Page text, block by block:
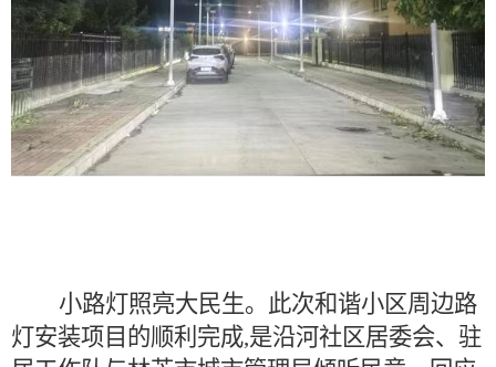
小路灯照亮大民生。此次和谐小区周边路
灯安装项目的顺利完成,是沿河社区居委会、驻